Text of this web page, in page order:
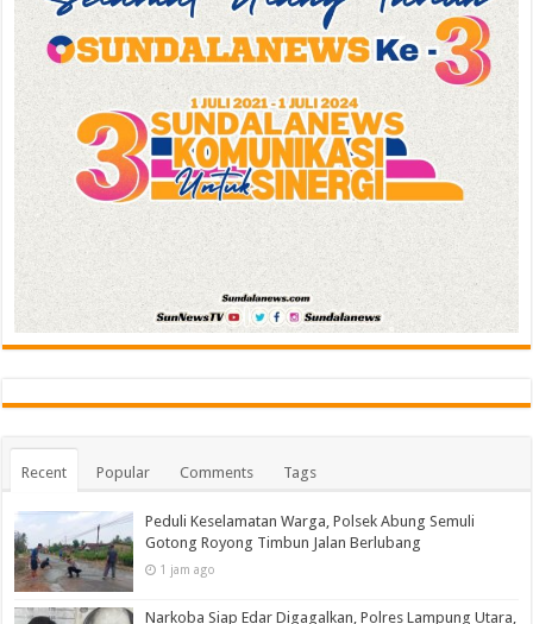
Recent Popular Comments Tags
Peduli Keselamatan Warga, Polsek Abung Semuli
Gotong Royong Timbun Jalan Berlubang
1 jam ago
Narkoba Siap Edar Digagalkan, Polres Lampung Utara,